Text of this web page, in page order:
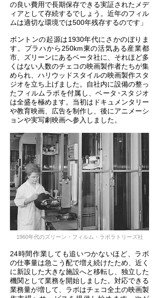
の良い費用で長期保存できる実証されたメデ
ィアとして存続するでしょう。近年のフィル
ムは適切な環境では500年残存するのです」
ボントンの起源は1930年代にさかのぼりま
す。プラハから250km東の活気ある産業都
市、ズリーンにあるベータ社に、それほど多
くはない人数のチェコの映画製作者たちが集
められ、ハリウッドスタイルの映画製作スタ
ジオを立ち上げました。自社内に設備の整っ
たフィルムラボを付属し、ベータ･スタジオ
は全盛を極めます。当初はドキュメンタリー
や教育映画、広告を制作し、後にアニメーシ
ョンや実写劇映画へ参入しました。
1960年代のズリーン・フィルム・ラボラトリーズ社
24時間作業しても追いつかないほど、ラボ
の仕事量は急こう配で増え続けたため、近く
に新設した大きな施設へと移転し、独立した
機関として業務を開始しました。対応できる
業務量が増して、ラボはチェコ全土の映画製